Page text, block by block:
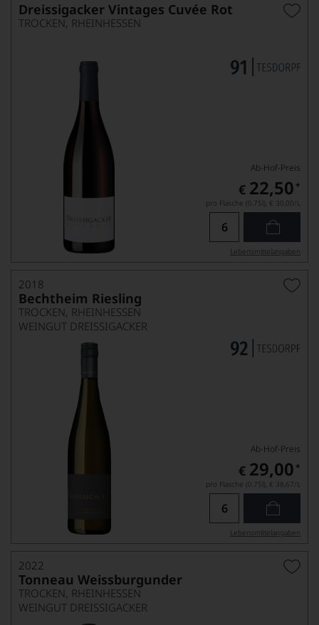
Dreissigacker Vintages Cuvée Rot
TROCKEN, RHEINHESSEN
Ab-Hof-Preis
€ 22,50 *
pro Flasche (0.75l), € 30,00/L
Lebensmittel­angaben
2018
Bechtheim Riesling
TROCKEN, RHEINHESSEN
WEINGUT DREISSIGACKER
Ab-Hof-Preis
€ 29,00 *
pro Flasche (0.75l), € 38,67/L
Lebensmittel­angaben
2022
Tonneau Weissburgunder
TROCKEN, RHEINHESSEN
WEINGUT DREISSIGACKER